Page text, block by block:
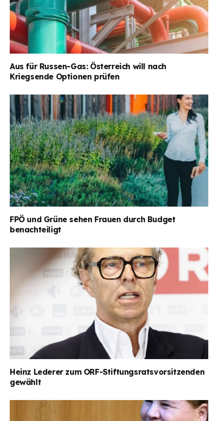
Aus für Russen-Gas: Österreich will nach
Kriegsende Optionen prüfen
FPÖ und Grüne sehen Frauen durch Budget
benachteiligt
Heinz Lederer zum ORF-Stiftungsratsvorsitzenden
gewählt